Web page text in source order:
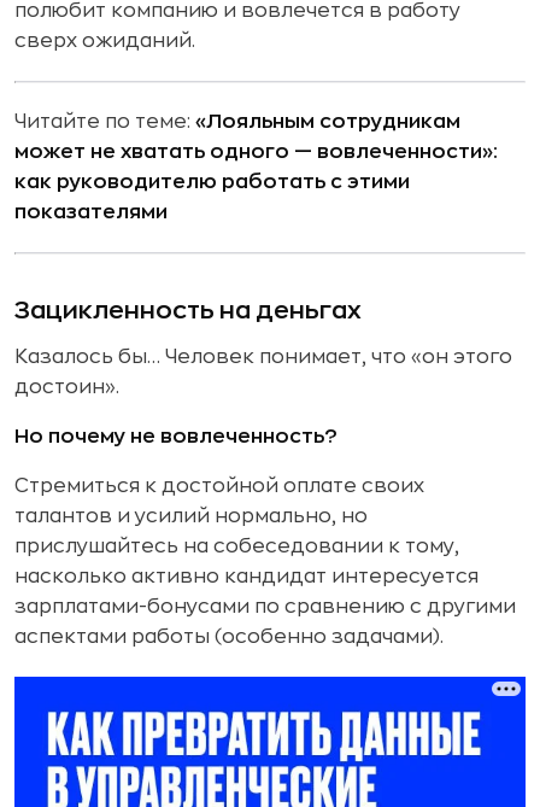
полюбит компанию и вовлечется в работу
сверх ожиданий.
Читайте по теме: «Лояльным сотрудникам
может не хватать одного — вовлеченности»:
как руководителю работать с этими
показателями
Зацикленность на деньгах
Казалось бы… Человек понимает, что «он этого
достоин».
Но почему не вовлеченность?
Стремиться к достойной оплате своих
талантов и усилий нормально, но
прислушайтесь на собеседовании к тому,
насколько активно кандидат интересуется
зарплатами-бонусами по сравнению с другими
аспектами работы (особенно задачами).